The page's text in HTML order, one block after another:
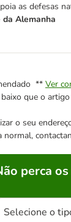
as defesas
Alemanha
** Ver
que o
o seu
perca
Selecione o